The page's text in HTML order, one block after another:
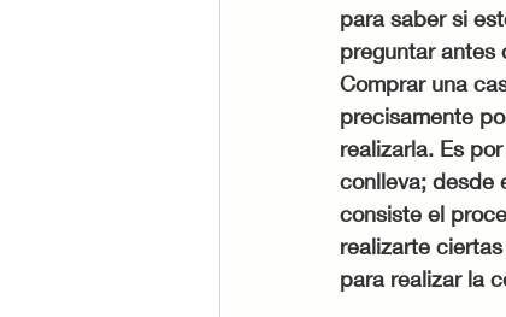
para saber si
preguntar antes
Comprar una
precisamente
realizarla. Es
conlleva; desde
consiste el
realizarte
para realizar la